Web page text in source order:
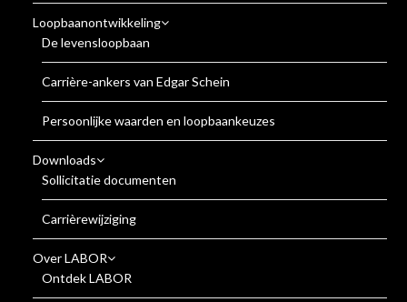
Loopbaanontwikkeling
De levensloopbaan
Carrière-ankers van Edgar Schein
Persoonlijke waarden en loopbaankeuzes
Downloads
Sollicitatie documenten
Carrièrewijziging
Over LABOR
Ontdek LABOR